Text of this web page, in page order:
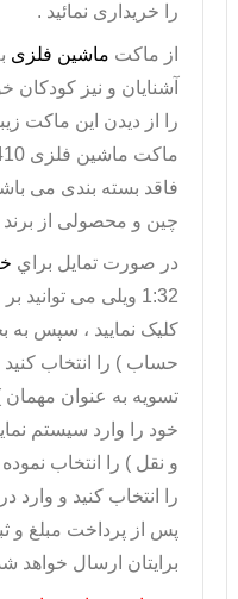
را خریداری نمائید .
از ماکت ماشین فلزی
آشنایان و نیز کودکان
را از دیدن این ماکت
فاقد بسته بندی می
چین و محصولی از برند
در صورت تمايل براي
1:32 ویلی می
کليک نماييد ، سپس
حساب ) را انتخاب کنيد
تسويه به عنوان
خود را وارد سيستم
و نقل ) را انتخاب
را انتخاب کنيد و وارد
پس از پرداخت مبلغ
برايتان ارسال خواهد